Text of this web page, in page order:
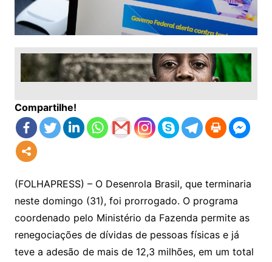
Compartilhe!
(FOLHAPRESS) – O Desenrola Brasil, que terminaria
neste domingo (31), foi prorrogado. O programa
coordenado pelo Ministério da Fazenda permite as
renegociações de dívidas de pessoas físicas e já
teve a adesão de mais de 12,3 milhões, em um total